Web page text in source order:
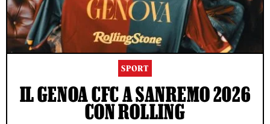
SPORT
IL GENOA CFC A SANREMO 2026
CON ROLLING